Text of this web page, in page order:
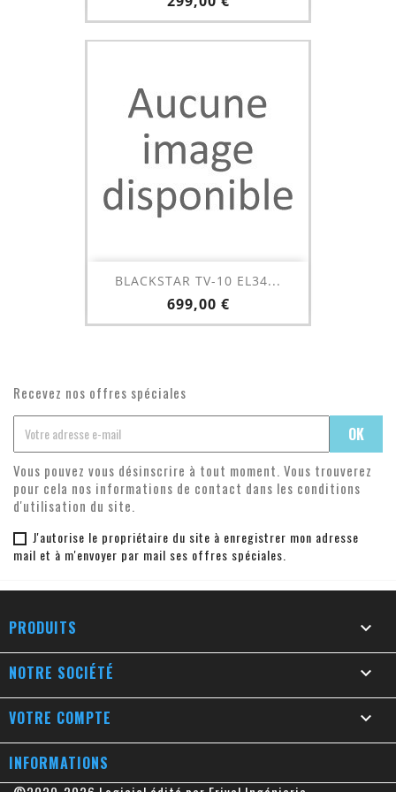
BLACKSTAR TV-10 EL34...
Prix
699,00 €
Recevez nos offres spéciales
Vous pouvez vous désinscrire à tout moment. Vous trouverez
pour cela nos informations de contact dans les conditions
d'utilisation du site.
J'autorise le propriétaire du site à enregistrer mon adresse
mail et à m'envoyer par mail ses offres spéciales.
PRODUITS 
NOTRE SOCIÉTÉ 
VOTRE COMPTE 
INFORMATIONS